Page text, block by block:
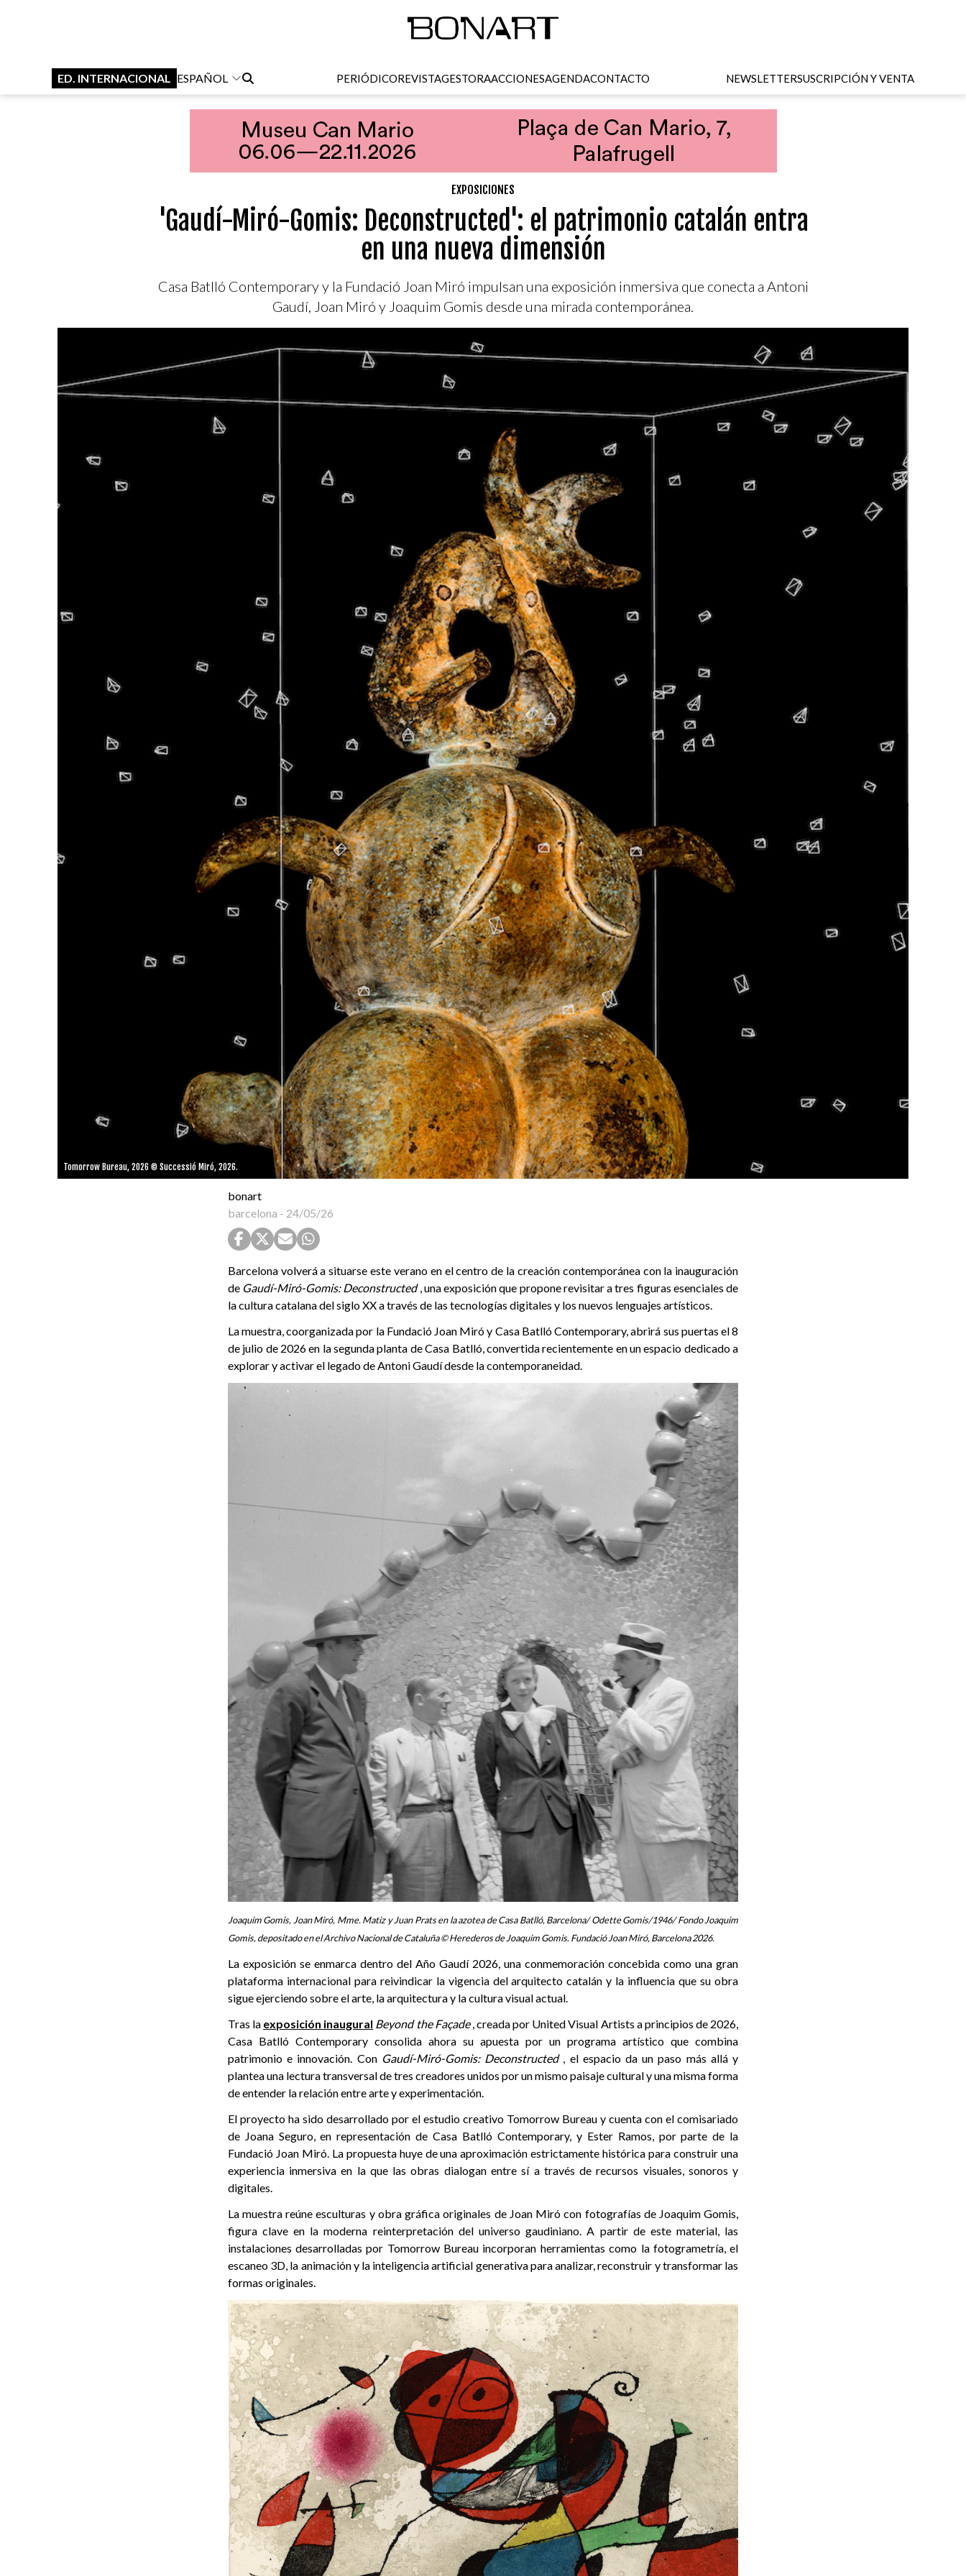
ED. INTERNACIONAL ESPAÑOL PERIÓDICOREVISTAGESTORAACCIONESAGENDACONTACTO NEWSLETTERSUSCRIPCIÓN Y VENTA
EXPOSICIONES
'Gaudí-Miró-Gomis: Deconstructed': el patrimonio catalán entra
en una nueva dimensión
Casa Batlló Contemporary y la Fundació Joan Miró impulsan una exposición inmersiva que conecta a Antoni
Gaudí, Joan Miró y Joaquim Gomis desde una mirada contemporánea.
Tomorrow Bureau, 2026 © Successió Miró, 2026.
bonart
barcelona - 24/05/26
Barcelona volverá a situarse este verano en el centro de la creación contemporánea con la inauguración
de Gaudí-Miró-Gomis: Deconstructed, una exposición que propone revisitar a tres figuras esenciales de
la cultura catalana del siglo XX a través de las tecnologías digitales y los nuevos lenguajes artísticos.
La muestra, coorganizada por la Fundació Joan Miró y Casa Batlló Contemporary, abrirá sus puertas el 8
de julio de 2026 en la segunda planta de Casa Batlló, convertida recientemente en un espacio dedicado a
explorar y activar el legado de Antoni Gaudí desde la contemporaneidad.
Joaquim Gomis, Joan Miró, Mme. Matiz y Juan Prats en la azotea de Casa Batlló, Barcelona/ Odette Gomis/1946/ Fondo Joaquim
Gomis, depositado en el Archivo Nacional de Cataluña © Herederos de Joaquim Gomis. Fundació Joan Miró, Barcelona 2026.
La exposición se enmarca dentro del Año Gaudí 2026, una conmemoración concebida como una gran
plataforma internacional para reivindicar la vigencia del arquitecto catalán y la influencia que su obra
sigue ejerciendo sobre el arte, la arquitectura y la cultura visual actual.
Tras la exposición inaugural Beyond the Façade, creada por United Visual Artists a principios de 2026,
Casa Batlló Contemporary consolida ahora su apuesta por un programa artístico que combina
patrimonio e innovación. Con Gaudí-Miró-Gomis: Deconstructed, el espacio da un paso más allá y
plantea una lectura transversal de tres creadores unidos por un mismo paisaje cultural y una misma forma
de entender la relación entre arte y experimentación.
El proyecto ha sido desarrollado por el estudio creativo Tomorrow Bureau y cuenta con el comisariado
de Joana Seguro, en representación de Casa Batlló Contemporary, y Ester Ramos, por parte de la
Fundació Joan Miró. La propuesta huye de una aproximación estrictamente histórica para construir una
experiencia inmersiva en la que las obras dialogan entre sí a través de recursos visuales, sonoros y
digitales.
La muestra reúne esculturas y obra gráfica originales de Joan Miró con fotografías de Joaquim Gomis,
figura clave en la moderna reinterpretación del universo gaudiniano. A partir de este material, las
instalaciones desarrolladas por Tomorrow Bureau incorporan herramientas como la fotogrametría, el
escaneo 3D, la animación y la inteligencia artificial generativa para analizar, reconstruir y transformar las
formas originales.